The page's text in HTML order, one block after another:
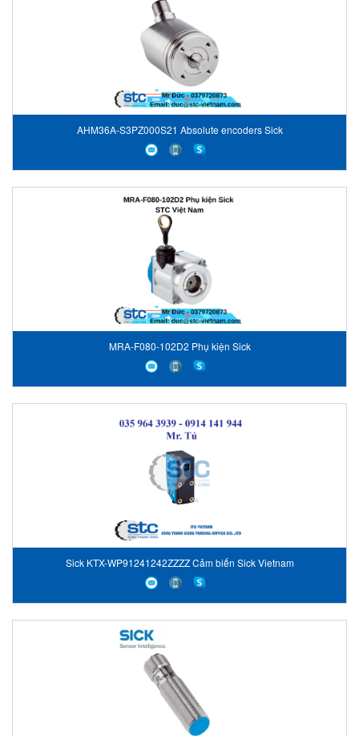
AHM36A-S3PZ000S21 Absolute encoders Sick
MRA-F080-102D2 Phụ kiện Sick
Sick KTX-WP91241242ZZZZ Cảm biến Sick Vietnam